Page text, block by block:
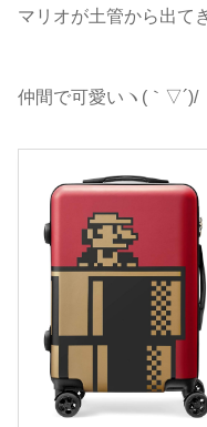
マリオが土管から出て
仲間で可愛いヽ(｀▽´)/